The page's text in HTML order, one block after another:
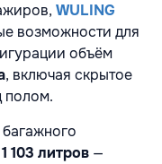
WULING
возможности для
объём
, включая скрытое
полом.
1 103 литров —